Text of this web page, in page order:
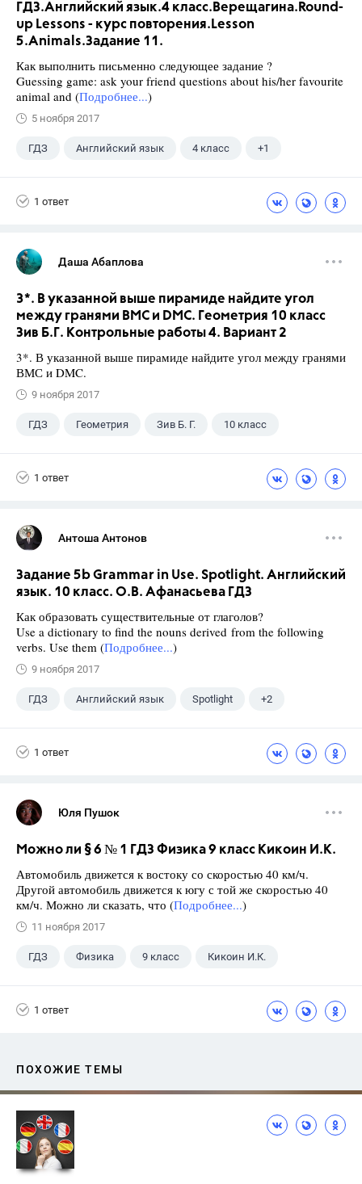
ГДЗ.Английский язык.4 класс.Верещагина.Round-
up Lessons - курс повторения.Lesson
5.Animals.Задание 11.
Как выполнить письменно следующее задание ?
Guessing game: ask your friend questions about his/her favourite
animal and (Подробнее...)
5 ноября 2017
ГДЗ Английский язык 4 класс +1
1 ответ
Даша Абаплова
3*. В указанной выше пирамиде найдите угол
между гранями ВМС и DMC. Геометрия 10 класс
Зив Б.Г. Контрольные работы 4. Вариант 2
3*. В указанной выше пирамиде найдите угол между гранями
ВМС и DMC.
9 ноября 2017
ГДЗ Геометрия Зив Б. Г. 10 класс
1 ответ
Антоша Антонов
Задание 5b Grammar in Use. Spotlight. Английский
язык. 10 класс. О.В. Афанасьева ГДЗ
Как образовать существительные от глаголов?
Use a dictionary to find the nouns derived from the following
verbs. Use them (Подробнее...)
9 ноября 2017
ГДЗ Английский язык Spotlight +2
1 ответ
Юля Пушок
Можно ли § 6 № 1 ГДЗ Физика 9 класс Кикоин И.К.
Автомобиль движется к востоку со скоростью 40 км/ч.
Другой автомобиль движется к югу с той же скоростью 40
км/ч. Можно ли сказать, что (Подробнее...)
11 ноября 2017
ГДЗ Физика 9 класс Кикоин И.К.
1 ответ
ПОХОЖИЕ ТЕМЫ